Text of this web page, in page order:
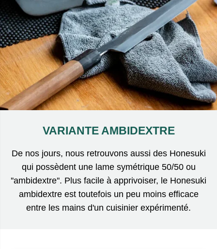
VARIANTE AMBIDEXTRE
De nos jours, nous retrouvons aussi des Honesuki
qui possèdent une lame symétrique 50/50 ou
''ambidextre''. Plus facile à apprivoiser, le Honesuki
ambidextre est toutefois un peu moins efficace
entre les mains d'un cuisinier expérimenté.